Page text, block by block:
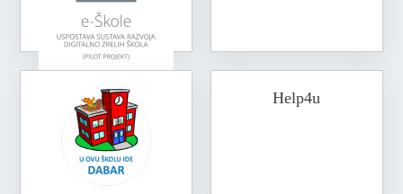
Help4u